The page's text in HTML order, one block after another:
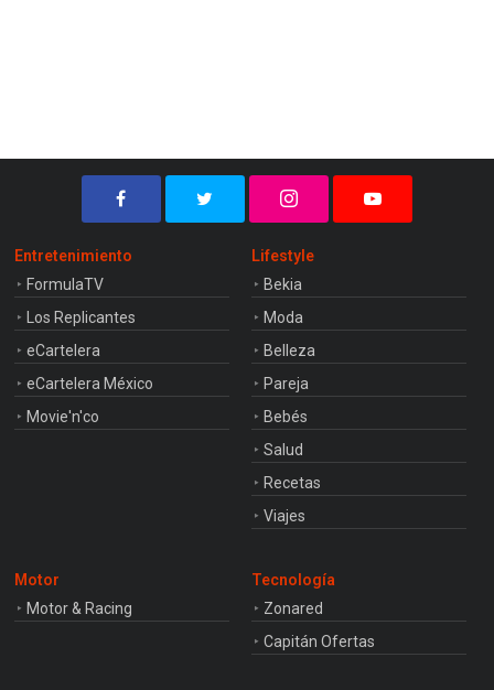
Entretenimiento
FormulaTV
Los Replicantes
eCartelera
eCartelera México
Movie'n'co
Lifestyle
Bekia
Moda
Belleza
Pareja
Bebés
Salud
Recetas
Viajes
Motor
Motor & Racing
Tecnología
Zonared
Capitán Ofertas